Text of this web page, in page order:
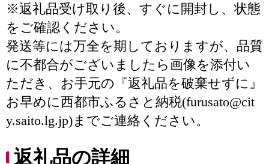
※返礼品受け取り後、すぐに開封し、状態
をご確認ください。
発送等には万全を期しておりますが、品質
に不都合がございましたら画像を添付い
ただき、お手元の『返礼品を破棄せずに』
お早めに西都市ふるさと納税(furusato@cit
y.saito.lg.jp)までご連絡ください。
返礼品の詳細